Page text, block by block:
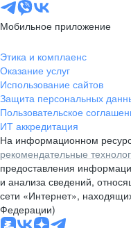
Мобильное приложение
Этика и комплаенс
Оказание услуг
Использование сайтов
Защита персональных
Пользовательское
ИТ аккредитация
На информационном
рекомендательные
предоставления
и анализа сведений,
сети «Интернет»,
Федерации)